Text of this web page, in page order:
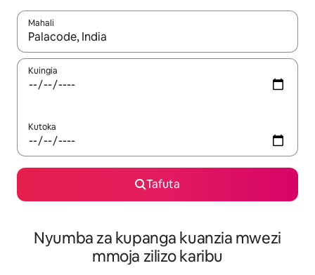
Mahali
Wakati matokeo yanapatikana, vinjari kwa kutumia vitufe vya
Kuingia
Kutoka
Tafuta
Nyumba za kupanga kuanzia mwezi
mmoja zilizo karibu